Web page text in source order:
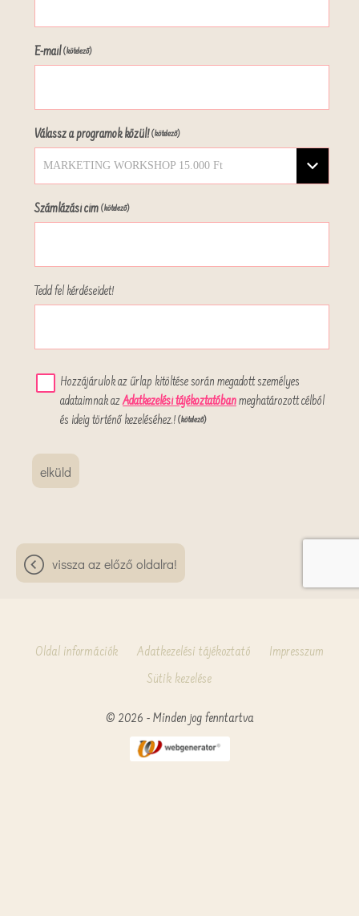
E-mail(kötelező)
Válassz a programok közül!(kötelező)
MARKETING WORKSHOP 15.000 Ft
Számlázási cím (kötelező)
Tedd fel kérdéseidet!
Hozzájárulok az űrlap kitöltése során megadott személyes
adataimnak azAdatkezelési tájékoztatóbanmeghatározott célból
és ideig történő kezeléséhez.! (kötelező)
elküld
vissza az előző oldalra!
© 2026 - Minden jog fenntartva
Oldal információk Adatkezelési tájékoztató
Impresszum
Sütik kezelése